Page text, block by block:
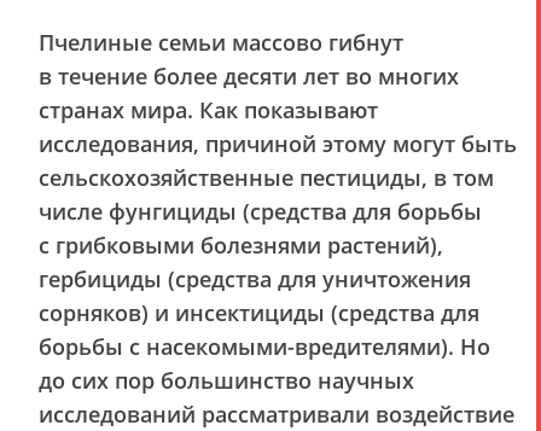
Пчелиные семьи массово гибнут
в течение более десяти лет во многих
странах мира. Как показывают
исследования, причиной этому могут быть
сельскохозяйственные пестициды, в том
числе фунгициды (средства для борьбы
с грибковыми болезнями растений),
гербициды (средства для уничтожения
сорняков) и инсектициды (средства для
борьбы с насекомыми-вредителями). Но
до сих пор большинство научных
исследований рассматривали воздействие